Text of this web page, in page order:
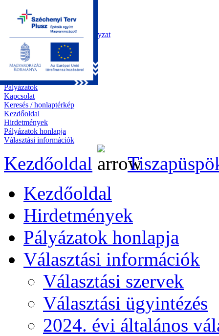
Kezdőoldal
Önkormányzat
Polgármesteri Hivatal
Roma Nemzetiségi Önkormányzat
Elektronikus ügyintézés
Közérdekű információk
Tiszapüspöki bemutatása
Galéria
Díjazottaink
Pályázatok
Kapcsolat
Keresés / honlaptérkép
Kezdőoldal
Hirdetmények
Pályázatok honlapja
Választási információk
Kezdőoldal
Kezdőoldal
Hirdetmények
Pályázatok honlapja
Választási információk
Választási szervek
Választási ügyintézés
2024. évi általános